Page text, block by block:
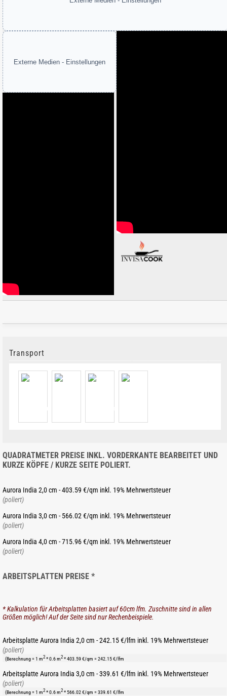
Externe Medien - Einstellungen
Transport
QUADRATMETER PREISE INKL. VORDERKANTE BEARBEITET UND
KURZE KÖPFE / KURZE SEITE POLIERT.
Aurora India 2,0 cm - 403.59 €/qm inkl. 19% Mehrwertsteuer
(poliert)
Aurora India 3,0 cm - 566.02 €/qm inkl. 19% Mehrwertsteuer
(poliert)
Aurora India 4,0 cm - 715.96 €/qm inkl. 19% Mehrwertsteuer
(poliert)
ARBEITSPLATTEN PREISE *
* Kalkulation für Arbeitsplatten basiert auf 60cm lfm. Zuschnitte sind in allen
Größen möglich! Auf der Seite sind nur Rechenbeispiele.
Arbeitsplatte Aurora India 2,0 cm - 242.15 €/lfm inkl. 19% Mehrwertsteuer
(poliert)
(Berechnung = 1 m2 * 0.6 m2 * 403.59 €/qm = 242.15 €/lfm
Arbeitsplatte Aurora India 3,0 cm - 339.61 €/lfm inkl. 19% Mehrwertsteuer
(poliert)
(Berechnung = 1 m2 * 0.6 m2 * 566.02 €/qm = 339.61 €/lfm